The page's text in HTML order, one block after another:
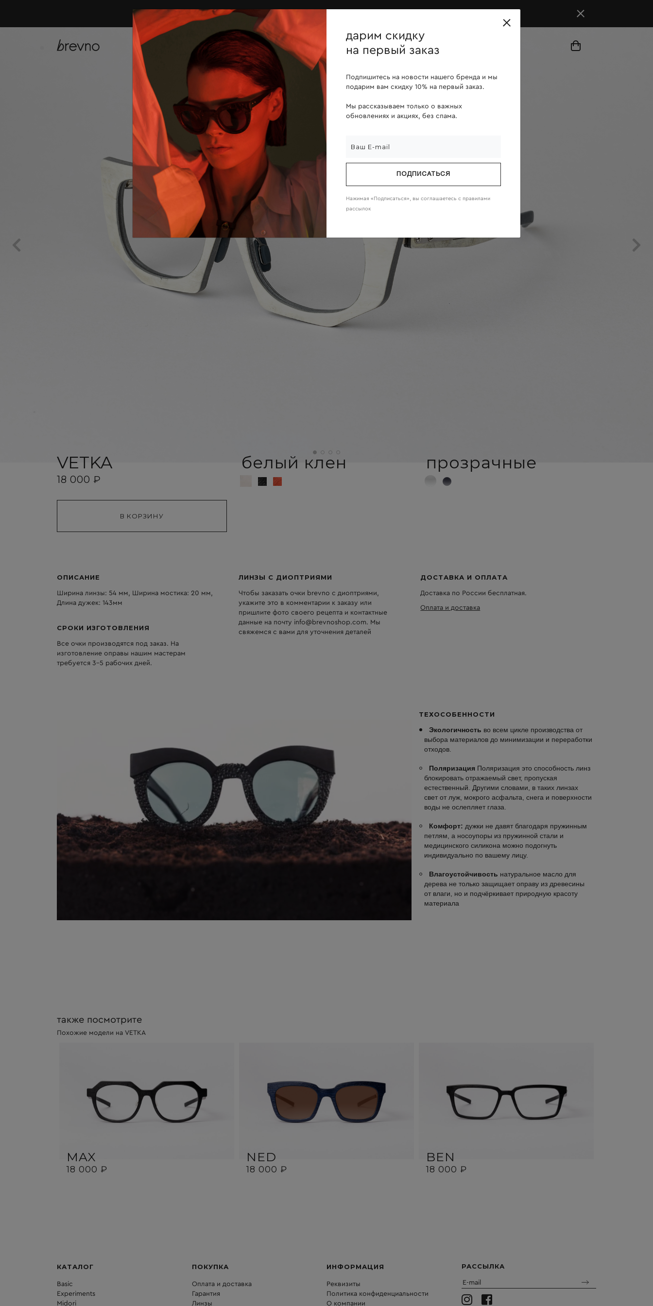
ОПЛАТА ПОСЛЕ ПРИМЕРКИ
купить онлайн линзы о компании
VETKA
18 000 ₽
белый клен прозрачные
ОПИСАНИЕ
Ширина линзы: 54 мм, Ширина мостика: 20 мм,
Длина дужек: 143мм
СРОКИ ИЗГОТОВЛЕНИЯ
Все очки производятся под заказ. На
изготовление оправы нашим мастерам
требуется 3-5 рабочих дней.
ЛИНЗЫ С ДИОПТРИЯМИ
Чтобы заказать очки brevno с диоптриями,
укажите это в комментарии к заказу или
пришлите фото своего рецепта и контактные
данные на почту info@brevnoshop.com. Мы
свяжемся с вами для уточнения деталей
ДОСТАВКА И ОПЛАТА
Доставка по России бесплатная.
Оплата и доставка
ТЕХОСОБЕННОСТИ
Экологичность во всем цикле производства от
выбора материалов до минимизации и переработки
отходов.
Поляризация Поляризация это способность линз
блокировать отражаемый свет, пропуская
естественный. Другими словами, в таких линзах
свет от луж, мокрого асфальта, снега и поверхности
воды не ослепляет глаза.
Комфорт: дужки не давят благодаря пружинным
петлям, а носоупоры из пружинной стали и
медицинского силикона можно подогнуть
индивидуально по вашему лицу.
Влагоустойчивость натуральное масло для
дерева не только защищает оправу из древесины
от влаги, но и подчёркивает природную красоту
материала
также посмотрите
Похожие модели на VETKA
MAX
18 000 ₽
NED
18 000 ₽
BEN
18 000 ₽
дарим скидку
на первый заказ
Подпишитесь на новости нашего бренда и мы
подарим вам скидку 10% на первый заказ.
Мы рассказываем только о важных
обновлениях и акциях, без спама.
ПОДПИСАТЬСЯ
Нажимая «Подписаться», вы соглашаетесь c правилами
рассылок
КАТАЛОГ
Basic
Experiments
Midori
ПОКУПКА
Оплата и доставка
Гарантия
Линзы
ИНФОРМАЦИЯ
Реквизиты
Политика конфиденциальности
О компании
РАССЫЛКА